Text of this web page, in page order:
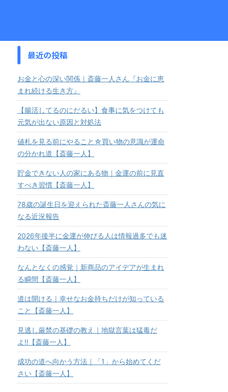
最近の投稿
お金と心の深い関係｜斎藤一人さん『お金に恵
まれ続ける生き方』
【腸活してるのにだるい】食事に気をつけても
元気が出ない原因と対処法
値札を見る前にやること☆買い物の意識が運命
の分かれ道【斎藤一人】
貯金できない人の家にある物｜金運の前に見直
すべき習慣【斎藤一人】
78歳の誕生日を迎えられた斎藤一人さんの気に
なる近況報告
2026年後半に金運が伸びる人は情報過多でも迷
わない【斎藤一人】
なんとなくの感覚｜新商品のアイデアが生まれ
る瞬間【斎藤一人】
道は開ける｜幸せなお金持ちだけが知っている
こと【斎藤一人】
見逃し厳禁の基礎の教え｜地獄言葉は猛毒だ
よ!!【斎藤一人】
成功の道へ向かう方法｜「1」から始めてくだ
さい【斎藤一人】